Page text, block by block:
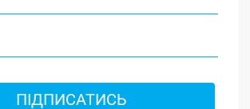
ПІДПИСАТИСЬ